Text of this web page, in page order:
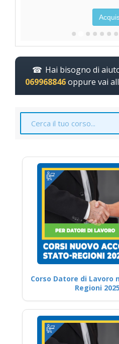
Hai bisogno di
069968846oppure vai
Corso Datore di Lavoro
Regioni